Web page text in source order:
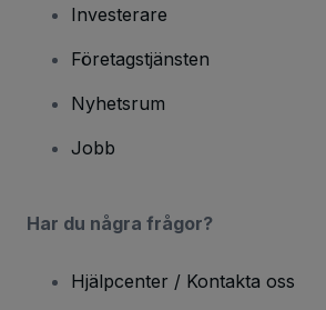
Investerare
Företagstjänsten
Nyhetsrum
Jobb
Har du några frågor?
Hjälpcenter / Kontakta oss